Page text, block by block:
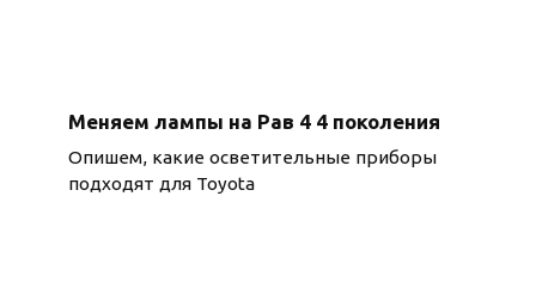
Меняем лампы на Рав 4 4 поколения
Опишем, какие осветительные приборы
подходят для Toyota